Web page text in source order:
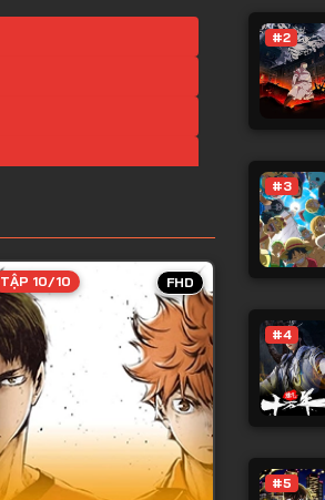
FHD
TẬP 10/10
#2
#3
#4
#5